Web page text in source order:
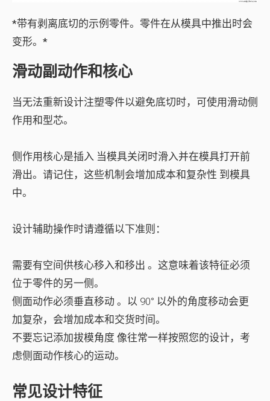
*带有剥离底切的示例零件。零件在从模具中推出时会
变形。*
滑动副动作和核心
当无法重新设计注塑零件以避免底切时，可使用滑动侧
作用和型芯。
侧作用核心是插入 当模具关闭时滑入并在模具打开前
滑出。请记住，这些机制会增加成本和复杂性 到模具
中。
设计辅助操作时请遵循以下准则：
需要有空间供核心移入和移出 。这意味着该特征必须
位于零件的另一侧。
侧面动作必须垂直移动 。以 90° 以外的角度移动会更
加复杂，会增加成本和交货时间。
不要忘记添加拔模角度 像往常一样按照您的设计，考
虑侧面动作核心的运动。
常见设计特征